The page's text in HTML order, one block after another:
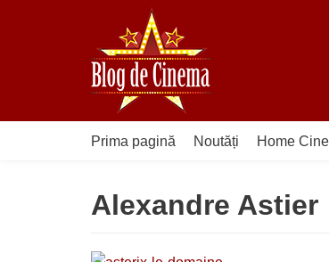
Prima pagină Noutăți Home
Alexandre Astier